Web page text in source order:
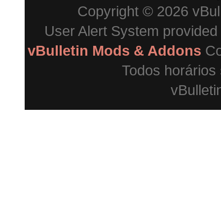
Copyright © 2026
User Alert System
vBulletin Mods & Addons
Todos